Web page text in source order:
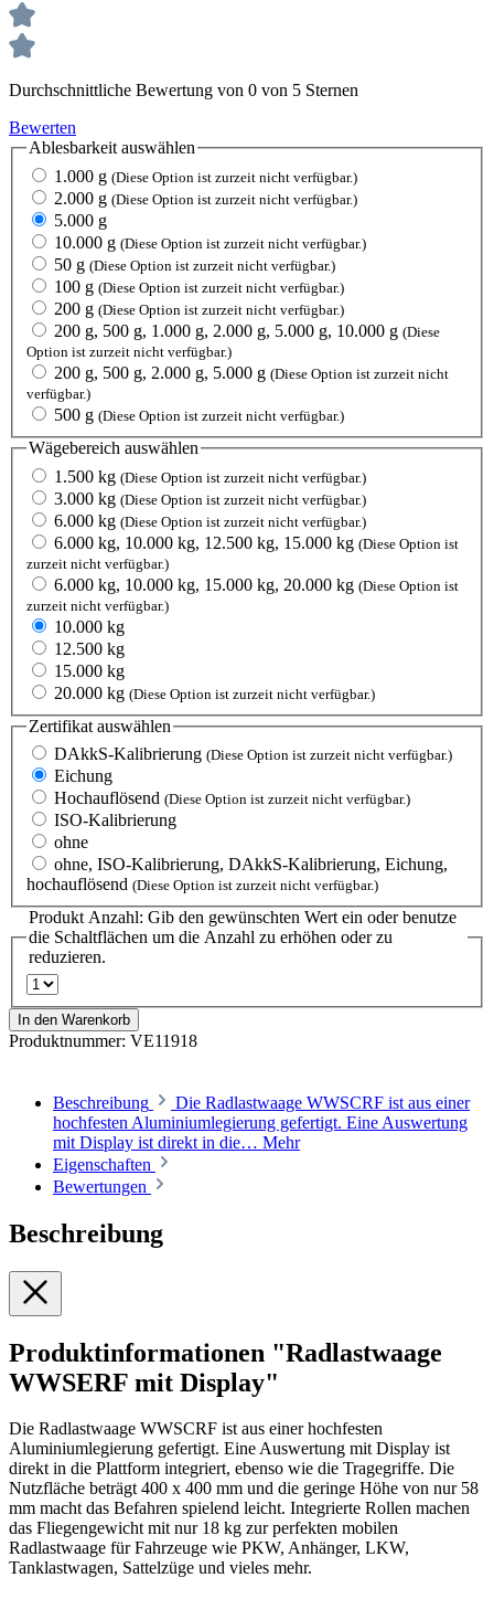
Durchschnittliche Bewertung von 0 von 5 Sternen
Bewerten
Ablesbarkeitauswählen
1.000 g (Diese Option ist zurzeit nicht verfügbar.)
2.000 g (Diese Option ist zurzeit nicht verfügbar.)
5.000 g
10.000 g (Diese Option ist zurzeit nicht verfügbar.)
50 g (Diese Option ist zurzeit nicht verfügbar.)
100 g (Diese Option ist zurzeit nicht verfügbar.)
200 g (Diese Option ist zurzeit nicht verfügbar.)
200 g, 500 g, 1.000 g, 2.000 g, 5.000 g, 10.000 g (Diese
Option ist zurzeit nicht verfügbar.)
200 g, 500 g, 2.000 g, 5.000 g (Diese Option ist zurzeit nicht
verfügbar.)
500 g (Diese Option ist zurzeit nicht verfügbar.)
Wägebereich auswählen
1.500 kg (Diese Option ist zurzeit nicht verfügbar.)
3.000 kg (Diese Option ist zurzeit nicht verfügbar.)
6.000 kg (Diese Option ist zurzeit nicht verfügbar.)
6.000 kg, 10.000 kg, 12.500 kg, 15.000 kg (Diese Option ist
zurzeit nicht verfügbar.)
6.000 kg, 10.000 kg, 15.000 kg, 20.000 kg (Diese Option ist
zurzeit nicht verfügbar.)
10.000 kg
12.500 kg
15.000 kg
20.000 kg (Diese Option ist zurzeit nicht verfügbar.)
Zertifikat auswählen
DAkkS-Kalibrierung (Diese Option ist zurzeit nicht verfügbar.)
Eichung
Hochauflösend (Diese Option ist zurzeit nicht verfügbar.)
ISO-Kalibrierung
ohne
ohne, ISO-Kalibrierung, DAkkS-Kalibrierung, Eichung,
hochauflösend (Diese Option ist zurzeit nicht verfügbar.)
Produkt Anzahl: Gib den gewünschten Wert ein oder benutze
die Schaltflächen um die Anzahl zu erhöhen oder zu
reduzieren.
In den Warenkorb
Produktnummer: VE11918
Beschreibung
Die Radlastwaage WWSCRF ist aus einer
hochfesten Aluminiumlegierung gefertigt. Eine Auswertung
mit Display ist direkt in die… Mehr
Eigenschaften
Bewertungen
Beschreibung
Produktinformationen "Radlastwaage
WWSERF mit Display"
Die Radlastwaage WWSCRF ist aus einer hochfesten
Aluminiumlegierung gefertigt. Eine Auswertung mit Display ist
direkt in die Plattform integriert, ebenso wie die Tragegriffe. Die
Nutzfläche beträgt 400 x 400 mm und die geringe Höhe von nur 58
mm macht das Befahren spielend leicht. Integrierte Rollen machen
das Fliegengewicht mit nur 18 kg zur perfekten mobilen
Radlastwaage für Fahrzeuge wie PKW, Anhänger, LKW,
Tanklastwagen, Sattelzüge und vieles mehr.